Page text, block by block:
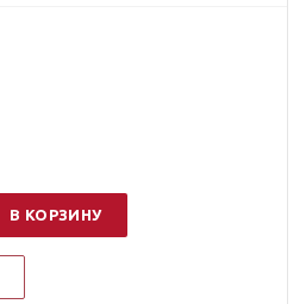
В КОРЗИНУ